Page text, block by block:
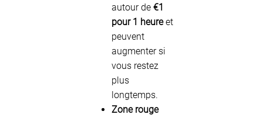
autour de €1
pour 1 heureet
peuvent
augmenter si
vous restez
plus
longtemps.
Zone rouge